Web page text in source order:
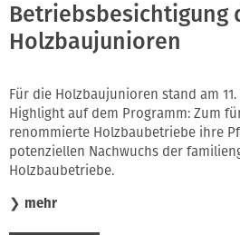
Betriebsbesichtigung
Holzbaujunioren
Für die Holzbaujunioren stand am
Highlight auf dem Programm: Zum
renommierte Holzbaubetriebe ihre
potenziellen Nachwuchs der
Holzbaubetriebe.
❯ mehr